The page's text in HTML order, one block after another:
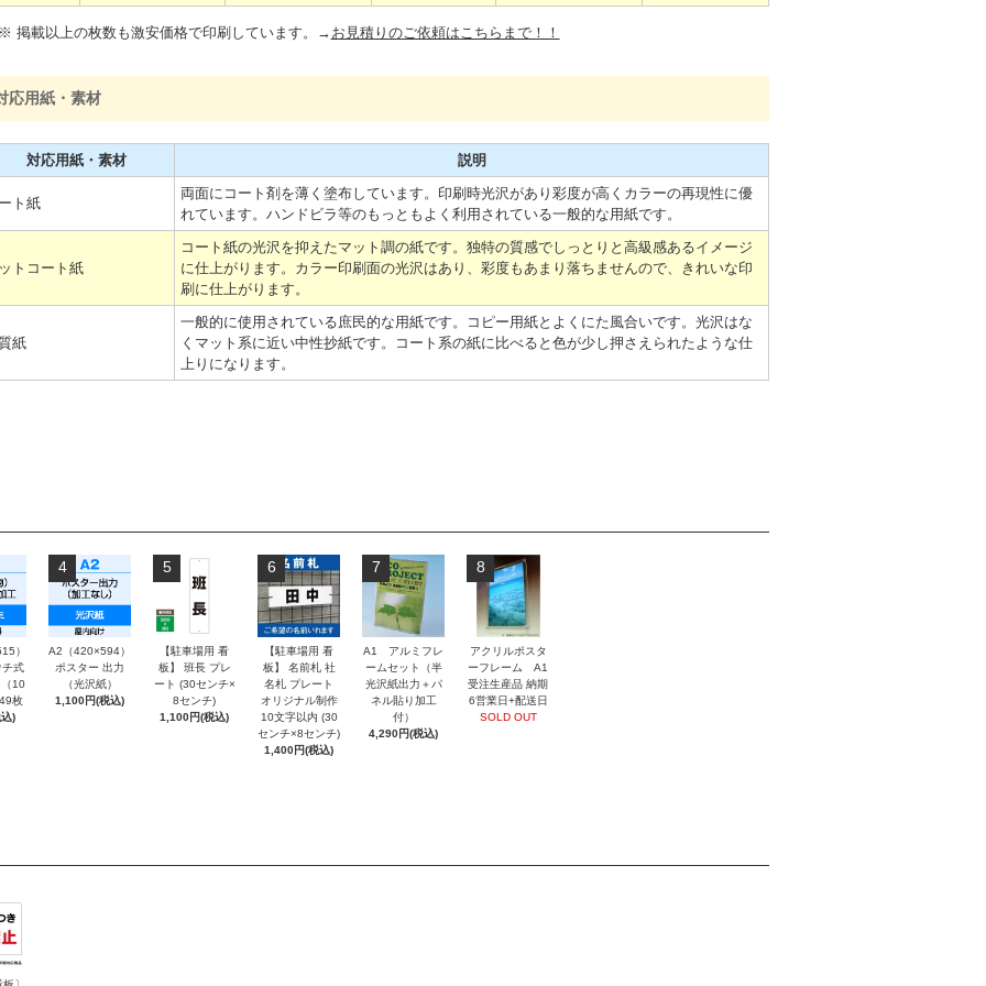
※ 掲載以上の枚数も激安価格で印刷しています。→ お見積りのご依頼はこちらまで！！
応用紙・素材
対応用紙・素材 説明
ト紙
両面にコート剤を薄く塗布しています。印刷時光沢があり彩度が高くカラーの再現性に優
れています。ハンドビラ等のもっともよく利用されている一般的な用紙です。
トコート紙
コート紙の光沢を抑えたマット調の紙です。独特の質感でしっとりと高級感あるイメージ
に仕上がります。カラー印刷面の光沢はあり、彩度もあまり落ちませんので、きれいな印
刷に仕上がります。
紙
一般的に使用されている庶民的な用紙です。コピー用紙とよくにた風合いです。光沢はな
くマット系に近い中性抄紙です。コート系の紙に比べると色が少し押さえられたような仕
上りになります。
）
式
10
枚
)
4
A2（420×594）
ポスター 出力
（光沢紙）
1,100円(税込)
5
【駐車場用 看
板】 班長 プレ
ート (30センチ×
8センチ)
1,100円(税込)
6
【駐車場用 看
板】 名前札 社
名札 プレート
オリジナル制作
10文字以内 (30
センチ×8センチ)
1,400円(税込)
7
A1 アルミフレ
ームセット（半
光沢紙出力＋パ
ネル貼り加工
付）
4,290円(税込)
8
アクリルポスタ
ーフレーム A1
受注生産品 納期
6営業日+配送日
SOLD OUT